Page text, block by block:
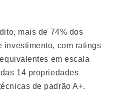
mais de 74% dos
investimento, com ratings
em escala
14 propriedades
de padrão A+.